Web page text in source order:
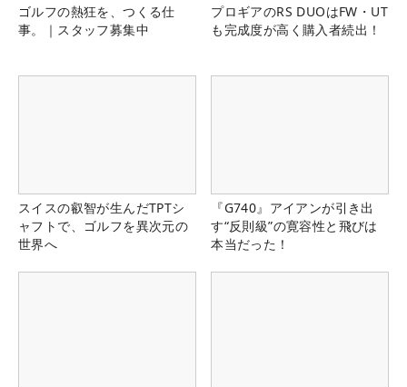
ゴルフの熱狂を、つくる仕
事。｜スタッフ募集中
プロギアのRS DUOはFW・UT
も完成度が高く購入者続出！
スイスの叡智が生んだTPTシ
ャフトで、ゴルフを異次元の
世界へ
『G740』アイアンが引き出
す“反則級”の寛容性と飛びは
本当だった！